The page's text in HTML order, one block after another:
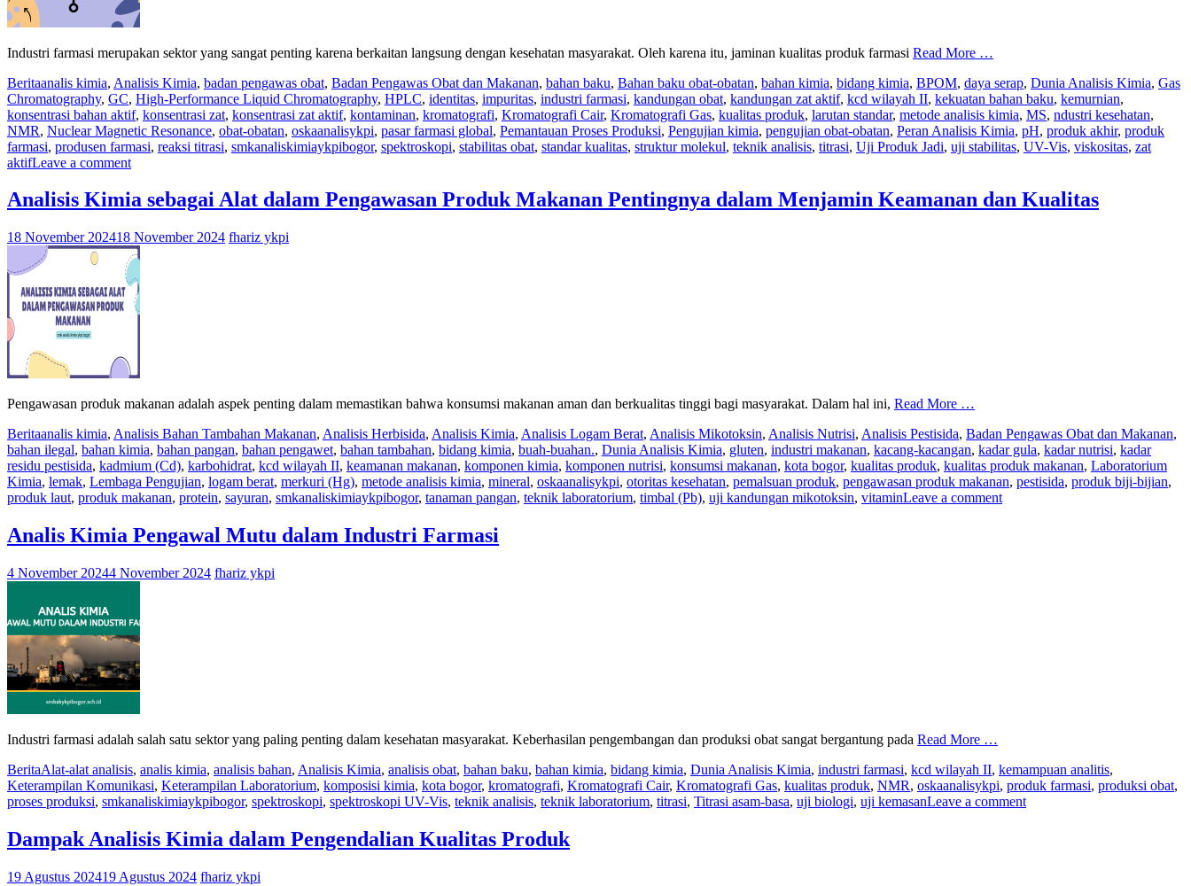
Industri farmasi merupakan sektor yang sangat penting karena berkaitan langsung dengan kesehatan masyarakat. Oleh karena itu, jaminan kualitas produk farmasi Read More …
Beritaanalis kimia, Analisis Kimia, badan pengawas obat, Badan Pengawas Obat dan Makanan, bahan baku, Bahan baku obat-obatan, bahan kimia, bidang kimia, BPOM, daya serap, Dunia Analisis Kimia, Gas
Chromatography, GC, High-Performance Liquid Chromatography, HPLC, identitas, impuritas, industri farmasi, kandungan obat, kandungan zat aktif, kcd wilayah II, kekuatan bahan baku, kemurnian,
konsentrasi bahan aktif, konsentrasi zat, konsentrasi zat aktif, kontaminan, kromatografi, Kromatografi Cair, Kromatografi Gas, kualitas produk, larutan standar, metode analisis kimia, MS, ndustri kesehatan,
NMR, Nuclear Magnetic Resonance, obat-obatan, oskaanalisykpi, pasar farmasi global, Pemantauan Proses Produksi, Pengujian kimia, pengujian obat-obatan, Peran Analisis Kimia, pH, produk akhir, produk
farmasi, produsen farmasi, reaksi titrasi, smkanaliskimiaykpibogor, spektroskopi, stabilitas obat, standar kualitas, struktur molekul, teknik analisis, titrasi, Uji Produk Jadi, uji stabilitas, UV-Vis, viskositas, zat
aktifLeave a comment
Analisis Kimia sebagai Alat dalam Pengawasan Produk Makanan Pentingnya dalam Menjamin Keamanan dan Kualitas
18 November 202418 November 2024 fhariz ykpi
Pengawasan produk makanan adalah aspek penting dalam memastikan bahwa konsumsi makanan aman dan berkualitas tinggi bagi masyarakat. Dalam hal ini, Read More …
Beritaanalis kimia, Analisis Bahan Tambahan Makanan, Analisis Herbisida, Analisis Kimia, Analisis Logam Berat, Analisis Mikotoksin, Analisis Nutrisi, Analisis Pestisida, Badan Pengawas Obat dan Makanan,
bahan ilegal, bahan kimia, bahan pangan, bahan pengawet, bahan tambahan, bidang kimia, buah-buahan., Dunia Analisis Kimia, gluten, industri makanan, kacang-kacangan, kadar gula, kadar nutrisi, kadar
residu pestisida, kadmium (Cd), karbohidrat, kcd wilayah II, keamanan makanan, komponen kimia, komponen nutrisi, konsumsi makanan, kota bogor, kualitas produk, kualitas produk makanan, Laboratorium
Kimia, lemak, Lembaga Pengujian, logam berat, merkuri (Hg), metode analisis kimia, mineral, oskaanalisykpi, otoritas kesehatan, pemalsuan produk, pengawasan produk makanan, pestisida, produk biji-bijian,
produk laut, produk makanan, protein, sayuran, smkanaliskimiaykpibogor, tanaman pangan, teknik laboratorium, timbal (Pb), uji kandungan mikotoksin, vitaminLeave a comment
Analis Kimia Pengawal Mutu dalam Industri Farmasi
4 November 20244 November 2024 fhariz ykpi
Industri farmasi adalah salah satu sektor yang paling penting dalam kesehatan masyarakat. Keberhasilan pengembangan dan produksi obat sangat bergantung pada Read More …
BeritaAlat-alat analisis, analis kimia, analisis bahan, Analisis Kimia, analisis obat, bahan baku, bahan kimia, bidang kimia, Dunia Analisis Kimia, industri farmasi, kcd wilayah II, kemampuan analitis,
Keterampilan Komunikasi, Keterampilan Laboratorium, komposisi kimia, kota bogor, kromatografi, Kromatografi Cair, Kromatografi Gas, kualitas produk, NMR, oskaanalisykpi, produk farmasi, produksi obat,
proses produksi, smkanaliskimiaykpibogor, spektroskopi, spektroskopi UV-Vis, teknik analisis, teknik laboratorium, titrasi, Titrasi asam-basa, uji biologi, uji kemasanLeave a comment
Dampak Analisis Kimia dalam Pengendalian Kualitas Produk
19 Agustus 202419 Agustus 2024 fhariz ykpi